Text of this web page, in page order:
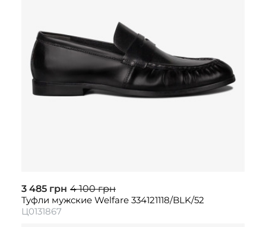
3 485 грн 4 100 грн
Туфли мужские Welfare 334121118/BLK/52
Ц0131867